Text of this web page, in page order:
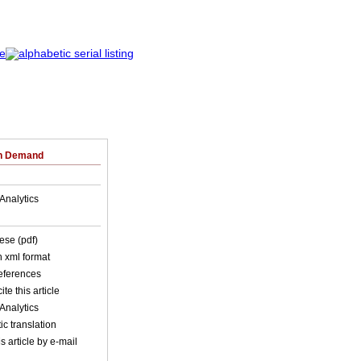
Demand
(pdf)
xml format
this article
translation
article by e-mail